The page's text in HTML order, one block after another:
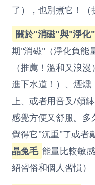
了），也別煮它！（
關於"消磁"與"淨化"
期"消磁"（淨化負能
（推薦！溫和又浪
進下水道！）、煙燻
上、或者用音叉/頌
感覺方便又舒服。多
覺得它"沉重"了或者
晶兔毛 能量比較敏
紹習俗和個人習慣）